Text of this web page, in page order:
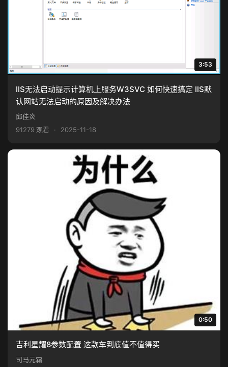
3:53
IIS无法启动提示计算机上服务W3SVC 如何快速搞定 IIS默
认网站无法启动的原因及解决办法
邱佳炎
91279 观看
· 2025-11-18
0:50
吉利星耀8参数配置 这款车到底值不值得买
司马元霜